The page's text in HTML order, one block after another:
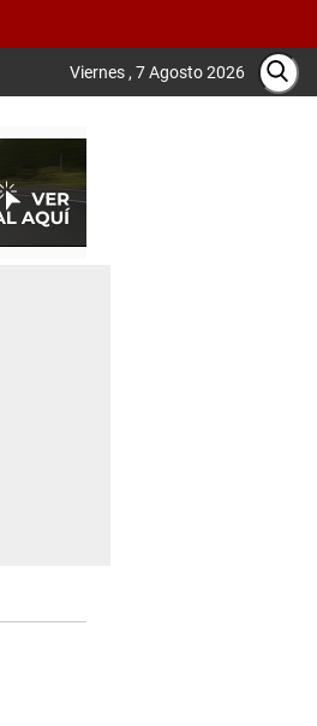
Viernes , 7 Agosto 2026